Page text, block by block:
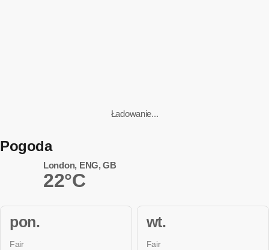
Ładowanie...
Pogoda
London, ENG, GB
22°C
pon.
Fair
wt.
Fair